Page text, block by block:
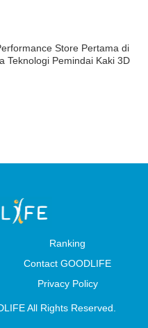
Store Pertama di
Teknologi Pemindai Kaki 3D
Ranking
Contact GOODLIFE
Privacy Policy
All Rights Reserved.